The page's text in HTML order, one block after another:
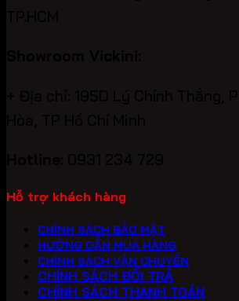
Hỗ trợ khách hàng
CHÍNH SÁCH BẢO MẬT
HƯỚNG DẪN MUA HÀNG
CHÍNH SÁCH VẬN CHUYỂN
CHÍNH SÁCH ĐỔI TRẢ
CHÍNH SÁCH THANH TOÁN